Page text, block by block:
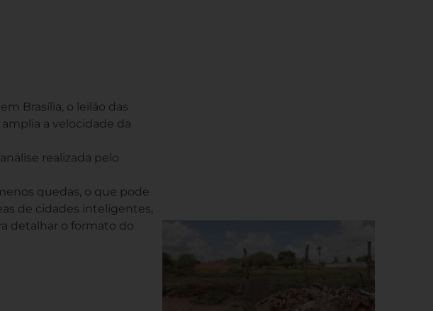
Brasília, o leilão das
a velocidade da
realizada pelo
quedas, o que pode
de cidades inteligentes,
detalhar o formato do